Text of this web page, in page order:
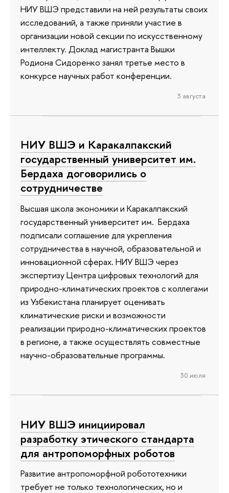
НИУ ВШЭ представили на ней результаты своих
исследований, а также приняли участие в
организации новой секции по искусственному
интеллекту. Доклад магистранта Вышки
Родиона Сидоренко занял третье место в
конкурсе научных работ конференции.
3 августа
НИУ ВШЭ и Каракалпакский
государственный университет им.
Бердаха договорились о
сотрудничестве
Высшая школа экономики и Каракалпакский
государственный университет им. Бердаха
подписали соглашение для укрепления
сотрудничества в научной, образовательной и
инновационной сферах. НИУ ВШЭ через
экспертизу Центра цифровых технологий для
природно-климатических проектов с коллегами
из Узбекистана планирует оценивать
климатические риски и возможности
реализации природно-климатических проектов
в регионе, а также осуществлять совместные
научно-образовательные программы.
30 июля
НИУ ВШЭ инициировал
разработку этического стандарта
для антропоморфных роботов
Развитие антропоморфной робототехники
требует не только технологических, но и